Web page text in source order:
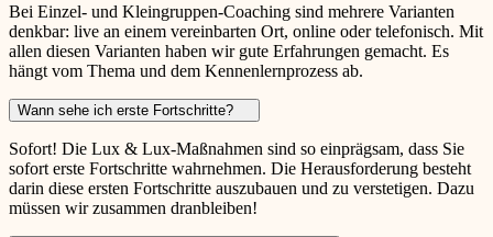
Bei Einzel- und Kleingruppen-Coaching sind mehrere Varianten
denkbar: live an einem vereinbarten Ort, online oder telefonisch. Mit
allen diesen Varianten haben wir gute Erfahrungen gemacht. Es
hängt vom Thema und dem Kennenlernprozess ab.
Wann sehe ich erste Fortschritte?
Sofort! Die Lux & Lux-Maßnahmen sind so einprägsam, dass Sie
sofort erste Fortschritte wahrnehmen. Die Herausforderung besteht
darin diese ersten Fortschritte auszubauen und zu verstetigen. Dazu
müssen wir zusammen dranbleiben!